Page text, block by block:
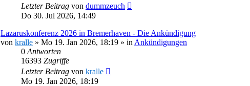
Letzter Beitrag von dummzeuch
Do 30. Jul 2026, 14:49
Lazaruskonferenz 2026 in Bremerhaven - Die Ankündigung
von kralle » Mo 19. Jan 2026, 18:19 » in Ankündigungen
0 Antworten
16393 Zugriffe
Letzter Beitrag von kralle
Mo 19. Jan 2026, 18:19